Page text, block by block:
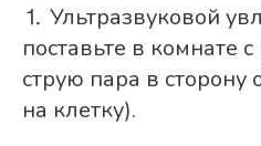
⒈ Ультразвуковой
поставьте в комнате
струю пара в
на клетку).